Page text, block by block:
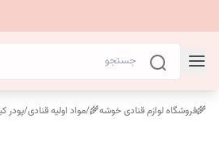
🌾فروشگاه لوازم قنادی خوشه🌾/مواد اولیه قنادی/پودر